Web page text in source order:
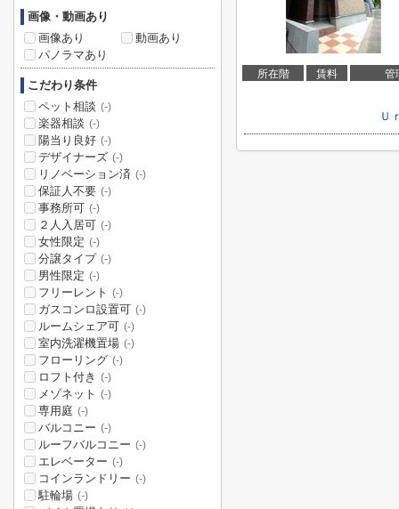
所在階 賃料 管
Ｕ
画像・動画あり
画像あり
動画あり
パノラマあり
こだわり条件
ペット相談 (-)
楽器相談 (-)
陽当り良好 (-)
デザイナーズ (-)
リノベーション済 (-)
保証人不要 (-)
事務所可 (-)
２人入居可 (-)
女性限定 (-)
分譲タイプ (-)
男性限定 (-)
フリーレント (-)
ガスコンロ設置可 (-)
ルームシェア可 (-)
室内洗濯機置場 (-)
フローリング (-)
ロフト付き (-)
メゾネット (-)
専用庭 (-)
バルコニー (-)
ルーフバルコニー (-)
エレベーター (-)
コインランドリー (-)
駐輪場 (-)